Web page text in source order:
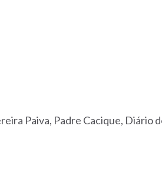
Paiva, Padre Cacique, Diário